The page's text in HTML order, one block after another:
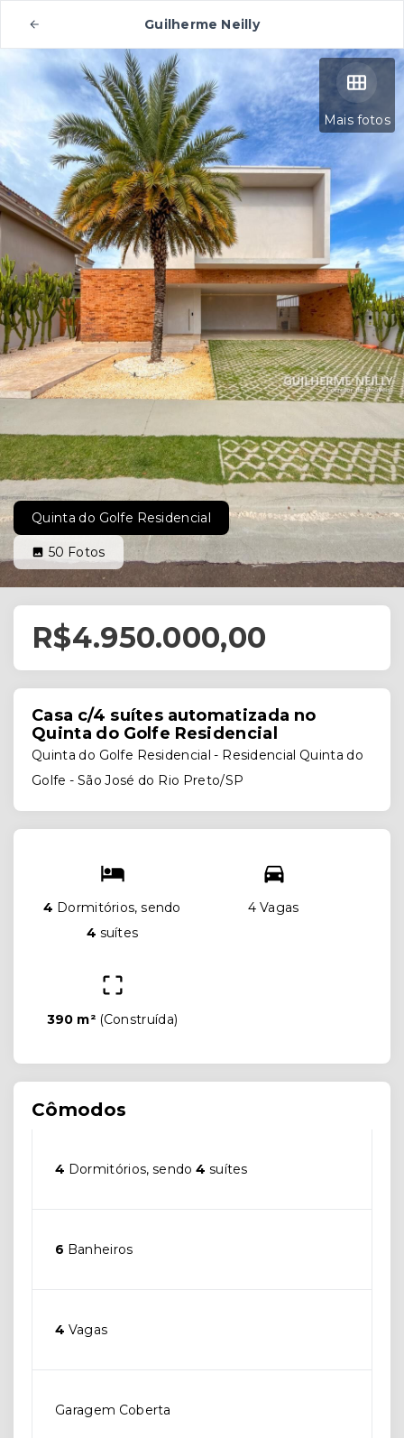
Guilherme Neilly
Mais fotos
Quinta do Golfe Residencial
50 Fotos
R$4.950.000,00
Casa c/4 suítes automatizada no
Quinta do Golfe Residencial
Quinta do Golfe Residencial - Residencial Quinta do
Golfe - São José do Rio Preto/SP
4 Dormitórios, sendo
4 suítes
4 Vagas
390 m² (Construída)
Cômodos
4 Dormitórios, sendo4 suítes
6 Banheiros
4 Vagas
Garagem Coberta